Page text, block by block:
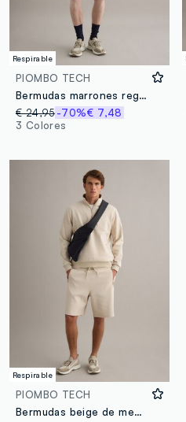
Respirable
PIOMBO TECH
Bermudas marrones regular fit de mezcla de algodón elástico
€ 24,95-70%€ 7,48
3 Colores
Respirable
PIOMBO TECH
Bermudas beige de mezcla de algodón elástico, ajuste regular